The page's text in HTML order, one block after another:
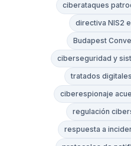
ciberataques
directiva NIS2
Budapest
ciberseguridad y
tratados
ciberespionaje
regulación
respuesta a